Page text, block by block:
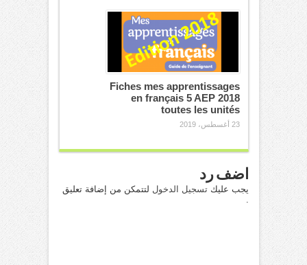
Fiches mes apprentissages
en français 5 AEP 2018
toutes les unités
23 أغسطس، 2019
اضف رد
يجب عليكتسجيل الدخول لتتمكن من إضافة تعليق
.